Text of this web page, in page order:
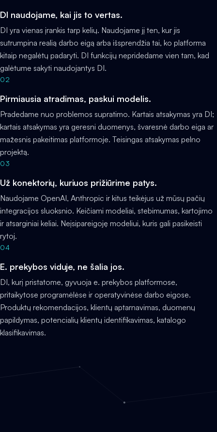
DI naudojame, kai jis to vertas.
DI yra vienas įrankis tarp kelių. Naudojame jį ten, kur jis
sutrumpina realią darbo eigą arba išsprendžia tai, ko platforma
kitaip negalėtų padaryti. DI funkcijų nepridedame vien tam, kad
galėtume sakyti naudojantys DI.
02
Pirmiausia atradimas, paskui modelis.
Pradedame nuo problemos supratimo. Kartais atsakymas yra DI;
kartais atsakymas yra geresni duomenys, švaresnė darbo eiga ar
mažesnis pakeitimas platformoje. Teisingas atsakymas pelno
projektą.
03
Už konektorių, kuriuos prižiūrime patys.
Naudojame OpenAI, Anthropic ir kitus teikėjus už mūsų pačių
integracijos sluoksnio. Keičiami modeliai, stebimumas, kartojimo
ir atsarginiai keliai. Neįsipareigoję modeliui, kuris gali pasikeisti
rytoj.
04
E. prekybos viduje, ne šalia jos.
DI, kurį pristatome, gyvuoja e. prekybos platformose,
pritaikytose programėlėse ir operatyvinėse darbo eigose.
Produktų rekomendacijos, klientų aptarnavimas, duomenų
papildymas, potencialių klientų identifikavimas, katalogo
klasifikavimas.